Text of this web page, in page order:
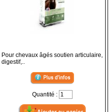
Pour chevaux âgés soutien articulaire,
digestif,..
Quantité :